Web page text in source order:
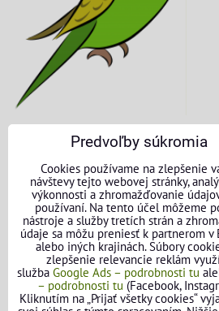
KONTAKTNÉ ÚDAJE
O nás
Kontakt
Požičovňa náradia
Názory našich zákazníkov
Predvoľby súkromia
Cookies používame na zlepšenie
návštevy tejto webovej stránky,
výkonnosti a zhromažďovanie
používaní. Na tento účel môžeme
nástroje a služby tretích strán a
údaje sa môžu preniesť k partnerom v
alebo iných krajinách. Súbory
zlepšenie relevancie reklám
služba Google Ads – podrobnosti tu
– podrobnosti tu (Facebook,
Kliknutím na „Prijať všetky cookies“